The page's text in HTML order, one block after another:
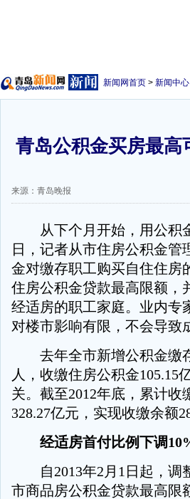
新闻网首页 > 新闻中心
青岛公积金买房最高
来源：青岛晚报
从下个月开始，用公积
日，记者从市住房公积金
金对缴存职工购买自住住房
住房公积金贷款最高限额，
经适房的职工家庭。业内专
对楼市影响有限，不会导致
去年全市新增公积金缴存
人，收缴住房公积金105.15
关。截至2012年底，累计收
328.27亿元，实现收缴余额
经适房首付比例下调
自2013年2月1日起，调
市商品房公积金贷款最高限